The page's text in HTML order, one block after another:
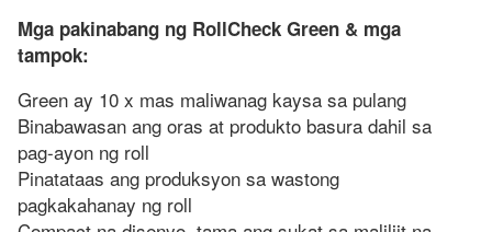
Mga pakinabang ng RollCheck Green & mga
tampok:
Green ay 10 x mas maliwanag kaysa sa pulang
Binabawasan ang oras at produkto basura dahil sa
pag-ayon ng roll
Pinatataas ang produksyon sa wastong
pagkakahanay ng roll